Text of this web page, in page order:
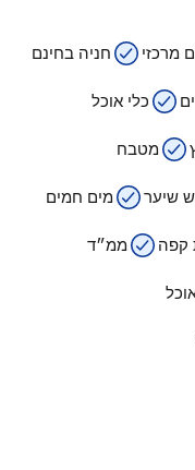
מרכזי חניה בחינם
כלי אוכל
מטבח
שיער מים חמים
קפה ממ״ד